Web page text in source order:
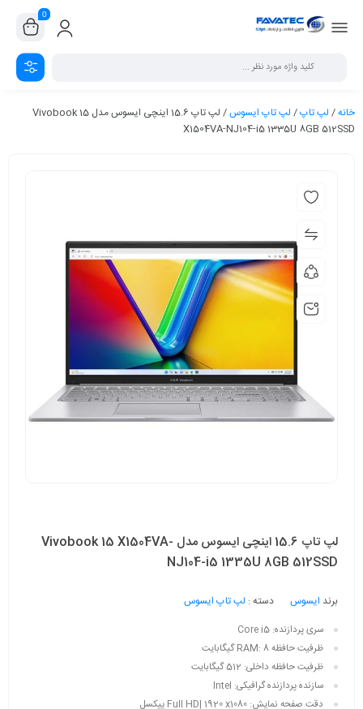
0
خانه/ لپ تاپ/ لپ تاپ ایسوس
/ لپ تاپ 15.6 اینچی ایسوس مدل Vivobook 15
X1504VA-NJ104-i5 1335U 8GB 512SSD
لپ تاپ 15.6 اینچی ایسوس مدل Vivobook 15 X1504VA-
NJ104-i5 1335U 8GB 512SSD
برند ایسوس دسته : لپ تاپ ایسوس
سری پردازنده: Core i5
ظرفیت حافظه RAM:8 گیگابایت
ظرفیت حافظه داخلی: 512 گیگابایت
سازنده پردازنده گرافیکی: Intel
دقت صفحه نمایش: Full HD| 1920 x1080 پیکسل